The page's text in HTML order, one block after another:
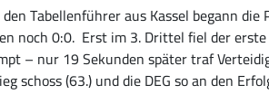
Tabellenführer aus Kassel begann die
noch 0:0. Erst im 3. Drittel fiel der
– nur 19 Sekunden später traf
schoss (63.) und die DEG so an den